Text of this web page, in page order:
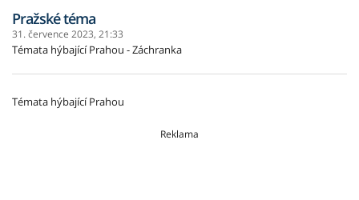
Pražské téma
31. července 2023, 21:33
Témata hýbající Prahou - Záchranka
Témata hýbající Prahou
Reklama